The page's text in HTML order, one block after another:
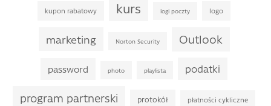
kupon rabatowy kurs logi poczty logo
marketing Norton Security Outlook
password photo playlista podatki
program partnerski protokół płatności cykliczne